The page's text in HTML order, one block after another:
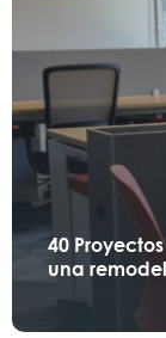
40
una